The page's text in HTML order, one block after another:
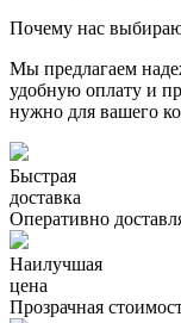
Почему нас
Мы предлагаем
удобную оплату и
нужно для вашего
Быстрая
доставка
Оперативно
Наилучшая
цена
Прозрачная